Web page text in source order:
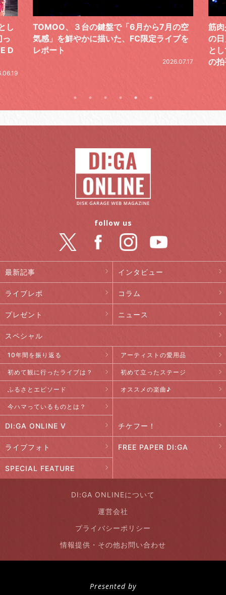
し
っ
D
TOMOO、３台の鍵盤で「6月から7月の空
気感」を鮮やかに描いた、FC限定ライブを
レポート
2026.07.17
筋
の
と
の
最新記事 インタビュー
ライブレポ コラム
プレゼント ニュース
スペシャル
10年間を振り返る アーティストの愛用品
初めて観に行ったライブは？ 初めて立ったステージ
ふるさとエピソード オススメの楽曲♪
今ハマっているものとは？
DI:GA ONLINE V チケフー！
ライブフォト FREE PAPER DI:GA
SPECIAL FEATURE
follow us
DI:GA ONLINEについて
運営会社
プライバシーポリシー
情報提供・その他お問い合わせ
Presented by